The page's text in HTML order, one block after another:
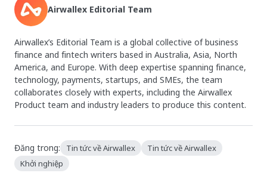
Airwallex Editorial Team
Airwallex’s Editorial Team is a global collective of business
finance and fintech writers based in Australia, Asia, North
America, and Europe. With deep expertise spanning finance,
technology, payments, startups, and SMEs, the team
collaborates closely with experts, including the Airwallex
Product team and industry leaders to produce this content.
Đăng trong: Tin tức về Airwallex
Tin tức về Airwallex
Khởi nghiệp